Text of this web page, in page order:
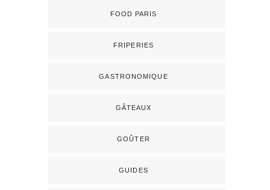
FOOD PARIS
FRIPERIES
GASTRONOMIQUE
GÂTEAUX
GOÛTER
GUIDES